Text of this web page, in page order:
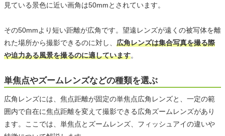
見ている景色に近い画角は50mmとされています。
その50mmより短い距離が広角です。望遠レンズが遠くの被写体を離
れた場所から撮影できるのに対し、 広角レンズは集合写真を撮る際
や迫力ある風景を撮るのに適しています。
単焦点やズームレンズなどの種類を選ぶ
広角レンズには、焦点距離が固定の単焦点広角レンズと、一定の範
囲内で自在に焦点距離を変えて撮影できる広角ズームレンズがあり
ます。ここでは、単焦点とズームレンズ、フィッシュアイの違いや